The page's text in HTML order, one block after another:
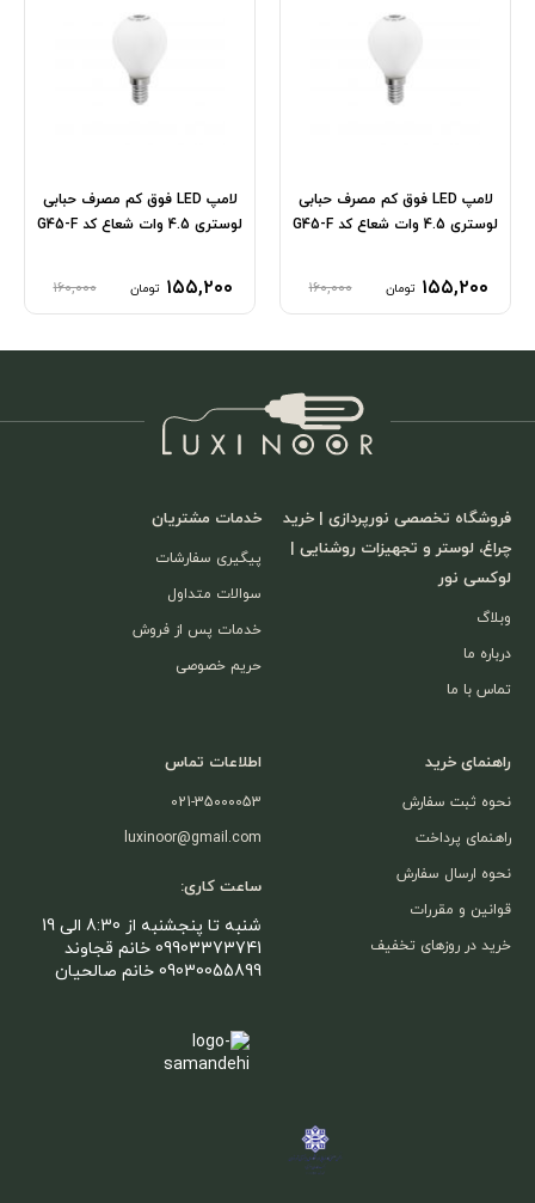
لامپ LED فوق کم مصرف حبابی
لوستری 4.5 وات شعاع کد G45-F
۱۵۵,۲۰۰ تومان ۱۶۰,۰۰۰
لامپ LED فوق کم مصرف حبابی
لوستری 4.5 وات شعاع کد G45-F
۱۵۵,۲۰۰ تومان ۱۶۰,۰۰۰
فروشگاه تخصصی نورپردازی | خرید
چراغ، لوستر و تجهیزات روشنایی |
لوکسی نور
وبلاگ
درباره ما
تماس با ما
خدمات مشتریان
پیگیری سفارشات
سوالات متداول
خدمات پس از فروش
حریم خصوصی
راهنمای خرید
نحوه ثبت سفارش
راهنمای پرداخت
نحوه ارسال سفارش
قوانین و مقررات
خرید در روزهای تخفیف
اطلاعات تماس
021-35000053
luxinoor@gmail.com
ساعت کاری:
شنبه تا پنجشنبه از 8:30 الی 19
09903373741 خانم قجاوند
09030055899 خانم صالحیان